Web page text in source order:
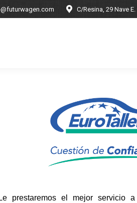
C/Resina, 29 Nave
Le prestaremos el mejor servicio